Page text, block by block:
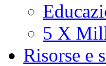
5 X
Risorse e